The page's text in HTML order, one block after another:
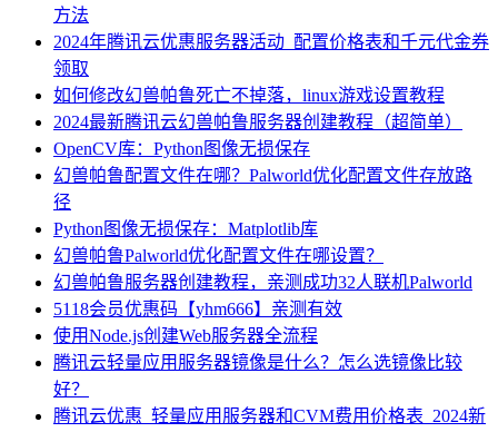
方法
2024年腾讯云优惠服务器活动_配置价格表和千元代金券
领取
如何修改幻兽帕鲁死亡不掉落，linux游戏设置教程
2024最新腾讯云幻兽帕鲁服务器创建教程（超简单）
OpenCV库：Python图像无损保存
幻兽帕鲁配置文件在哪？Palworld优化配置文件存放路
径
Python图像无损保存：Matplotlib库
幻兽帕鲁Palworld优化配置文件在哪设置？
幻兽帕鲁服务器创建教程，亲测成功32人联机Palworld
5118会员优惠码【yhm666】亲测有效
使用Node.js创建Web服务器全流程
腾讯云轻量应用服务器镜像是什么？怎么选镜像比较
好？
腾讯云优惠_轻量应用服务器和CVM费用价格表_2024新